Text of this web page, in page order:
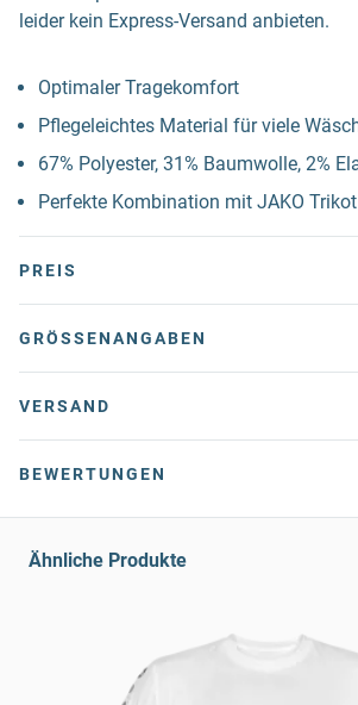
leider kein Express-Versand anbieten.
Optimaler Tragekomfort
Pflegeleichtes Material für viele
67% Polyester, 31% Baumwolle, 2%
Perfekte Kombination mit JAKO
PREIS
GRÖSSENANGABEN
VERSAND
BEWERTUNGEN
Ähnliche Produkte